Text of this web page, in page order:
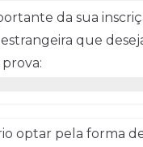
da sua
que
optar pela forma